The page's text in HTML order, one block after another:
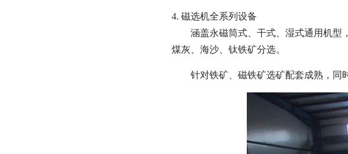
4. 磁选机全系列设备
涵盖永磁筒式、干式、湿式通用机型
煤灰、海沙、钛铁矿分选。
针对铁矿、磁铁矿选矿配套成熟，同